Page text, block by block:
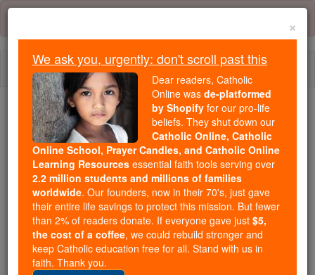
Skip
content
Trending:
Daily Reading for Thursday, October ...
Today's Reading The Mysteries of the Rosary
Zacarias - Capítulo 10
Zacarias ⌄ Chapter 10 ⌄
×
We ask you, urgently: don't scroll past this
Dear readers, Catholic
Online was de-platformed
by Shopify for our pro-life
beliefs. They shut down our
Catholic Online, Catholic
Online School, Prayer Candles, and Catholic Online
Learning Resources essential faith tools serving over
2.2 million students and millions of families
worldwide. Our founders, now in their 70's, just gave
their entire life savings to protect this mission. But fewer
than 2% of readers donate. If everyone gave just $5,
the cost of a coffee, we could rebuild stronger and
keep Catholic education free for all. Stand with us in
faith. Thank you.